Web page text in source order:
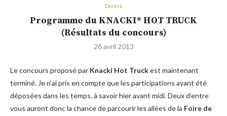
Divers
Programme du KNACKI® HOT TRUCK
(Résultats du concours)
26 avril 2013
Le concours proposé par Knacki Hot Truckest maintenant
terminé. Je n’ai pris en compte que les participations ayant été
déposées dans les temps, à savoir hier avant midi. Deux d’entre
vous auront donc la chance de parcourir les allées de la Foire de